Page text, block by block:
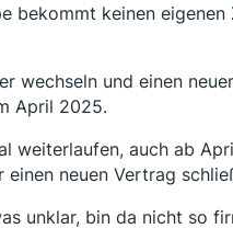
bekommt keinen
wechseln und einen
April 2025.
weiterlaufen, auch ab
neuen Vertrag
unklar, bin da nicht so